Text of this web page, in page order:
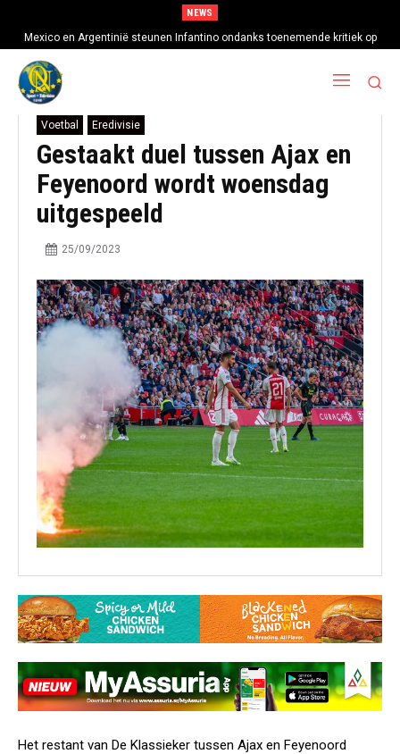
NEWS
Mexico en Argentinië steunen Infantino ondanks toenemende kritiek op
FIFA-baas
Voetbal Eredivisie
Gestaakt duel tussen Ajax en
Feyenoord wordt woensdag
uitgespeeld
25/09/2023
Het restant van De Klassieker tussen Ajax en Feyenoord